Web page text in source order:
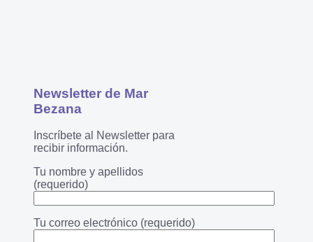
Newsletter de Mar
Bezana
Inscríbete al Newsletter para
recibir información.
Tu nombre y apellidos
(requerido)
Tu correo electrónico (requerido)